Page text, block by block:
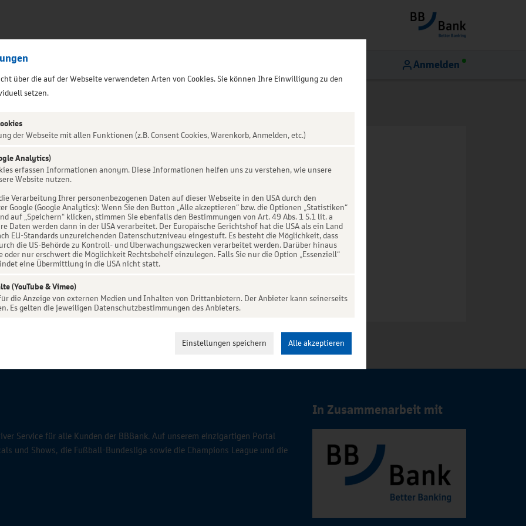
Anmelden
NICHT GEFUNDEN
Service für alle Kunden der BBBank. Auf unserem einzigartigen Portal
und Shows, die Fußball-Bundesliga sowie die Champions League und die
In Zusammenarbeit mit
über die auf der Webseite verwendeten Arten von Cookies. Sie können Ihre Einwilligung zu den
setzen.
der Webseite mit allen Funktionen (z.B. Consent Cookies, Warenkorb, Anmelden, etc.)
Analytics)
erfassen Informationen anonym. Diese Informationen helfen uns zu verstehen, wie unsere
Website nutzen.
Verarbeitung Ihrer personenbezogenen Daten auf dieser Webseite in den USA durch den
Google (Google Analytics): Wenn Sie den Button „Alle akzeptieren“ bzw. die Optionen „Statistiken“
auf „Speichern“ klicken, stimmen Sie ebenfalls den Bestimmungen von Art. 49 Abs. 1 S.1 lit. a
Daten werden dann in der USA verarbeitet. Der Europäische Gerichtshof hat die USA als ein Land
EU-Standards unzureichenden Datenschutzniveau eingestuft. Es besteht die Möglichkeit, dass
die US-Behörde zu Kontroll- und Überwachungszwecken verarbeitet werden. Darüber hinaus
oder nur erschwert die Möglichkeit Rechtsbehelf einzulegen. Falls Sie nur die Option „Essenziell“
eine Übermittlung in die USA nicht statt.
(YouTube & Vimeo)
die Anzeige von externen Medien und Inhalten von Drittanbietern. Der Anbieter kann seinerseits
Es gelten die jeweiligen Datenschutzbestimmungen des Anbieters.
Einstellungen speichern Alle akzeptieren